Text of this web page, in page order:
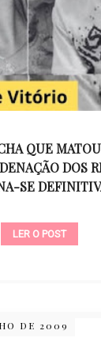
QUE
DOS
SE
LER O POST
DE 2009